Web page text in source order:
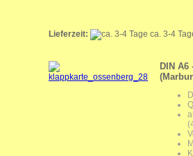
Lieferzeit: ca. 3-4
DIN